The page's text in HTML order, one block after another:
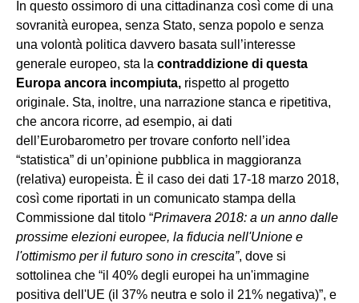
In questo ossimoro di una cittadinanza così come di una
sovranità europea, senza Stato, senza popolo e senza
una volontà politica davvero basata sull’interesse
generale europeo, sta la contraddizione di questa
Europa ancora incompiuta, rispetto al progetto
originale. Sta, inoltre, una narrazione stanca e ripetitiva,
che ancora ricorre, ad esempio, ai dati
dell’Eurobarometro per trovare conforto nell’idea
“statistica” di un’opinione pubblica in maggioranza
(relativa) europeista. È il caso dei dati 17-18 marzo 2018,
così come riportati in un comunicato stampa della
Commissione dal titolo “Primavera 2018: a un anno dalle
prossime elezioni europee, la fiducia nell'Unione e
l'ottimismo per il futuro sono in crescita”, dove si
sottolinea che “il 40% degli europei ha un'immagine
positiva dell'UE (il 37% neutra e solo il 21% negativa)”, e